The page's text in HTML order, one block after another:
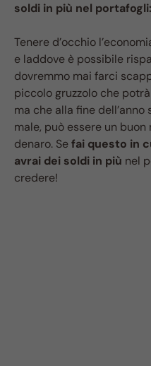
soldi in più nel
Tenere d’occhio
e laddove è possibile
dovremmo mai farci
piccolo gruzzolo che
ma che alla fine
male, può essere un
denaro. Sefai questo in
avrai dei soldi in più nel
credere!